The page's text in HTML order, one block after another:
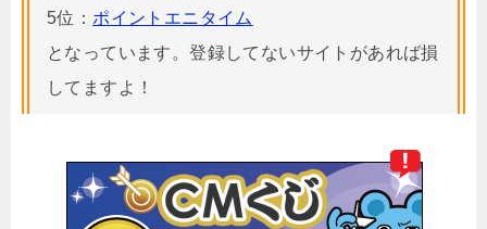
5位： ポイントエニタイム
となっています。登録してないサイトがあれば損
してますよ！